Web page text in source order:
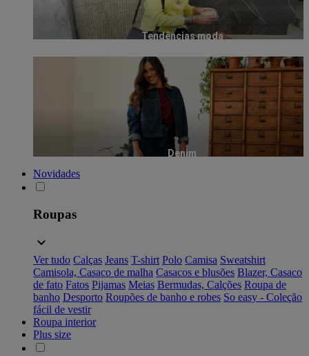
Tendências moda
Denim
Novidades
Roupas
Ver tudo Calças Jeans T-shirt Polo Camisa Sweatshirt
Camisola, Casaco de malha Casacos e blusões Blazer, Casaco
de fato Fatos Pijamas Meias Bermudas, Calções Roupa de
banho Desporto Roupões de banho e robes So easy - Coleção
fácil de vestir
Roupa interior
Plus size